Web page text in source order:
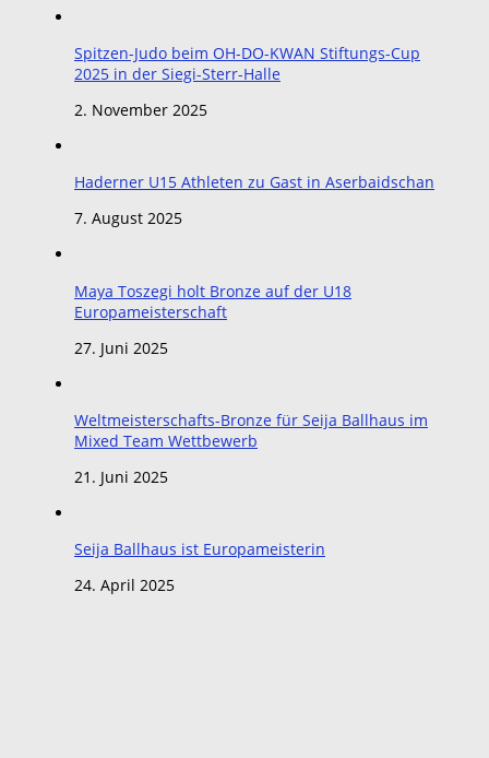
Spitzen-Judo beim OH-DO-KWAN Stiftungs-Cup
2025 in der Siegi-Sterr-Halle
2. November 2025
Haderner U15 Athleten zu Gast in Aserbaidschan
7. August 2025
Maya Toszegi holt Bronze auf der U18
Europameisterschaft
27. Juni 2025
Weltmeisterschafts-Bronze für Seija Ballhaus im
Mixed Team Wettbewerb
21. Juni 2025
Seija Ballhaus ist Europameisterin
24. April 2025